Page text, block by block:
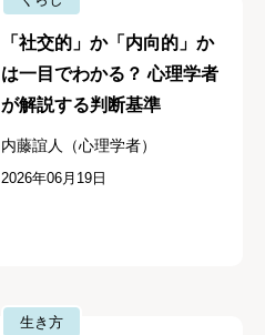
「社交的」か「内向的」か
は一目でわかる？ 心理学者
が解説する判断基準
内藤誼人（心理学者）
2026年06月19日
生き方